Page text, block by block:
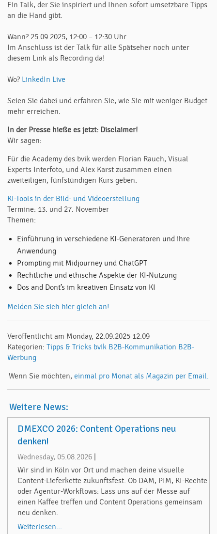
Ein Talk, der Sie inspiriert und Ihnen sofort umsetzbare Tipps
an die Hand gibt.
Wann? 25.09.2025, 12:00 – 12:30 Uhr
Im Anschluss ist der Talk für alle Spätseher noch unter
diesem Link als Recording da!
Wo? LinkedIn Live
Seien Sie dabei und erfahren Sie, wie Sie mit weniger Budget
mehr erreichen.
In der Presse hieße es jetzt: Disclaimer!
Wir sagen:
Für die Academy des bvik werden Florian Rauch, Visual
Experts Interfoto, und Alex Karst zusammen einen
zweiteiligen, fünfstündigen Kurs geben:
KI-Tools in der Bild- und Videoerstellung
Termine: 13. und 27. November
Themen:
Einführung in verschiedene KI-Generatoren und ihre
Anwendung
Prompting mit Midjourney und ChatGPT
Rechtliche und ethische Aspekte der KI-Nutzung
Dos and Dont’s im kreativen Einsatz von KI
Melden Sie sich hier gleich an!
Veröffentlicht am Monday, 22.09.2025 12:09
Kategorien: Tipps & Tricks bvik B2B-Kommunikation B2B-
Werbung
Wenn Sie möchten, einmal pro Monat als Magazin per Email.
Weitere News:
DMEXCO 2026: Content Operations neu
denken!
Wednesday, 05.08.2026
Wir sind in Köln vor Ort und machen deine visuelle
Content-Lieferkette zukunftsfest. Ob DAM, PIM, KI-Rechte
oder Agentur-Workflows: Lass uns auf der Messe auf
einen Kaffee treffen und Content Operations gemeinsam
neu denken.
Weiterlesen...